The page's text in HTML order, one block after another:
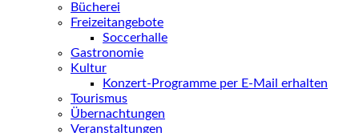
Bücherei
Freizeitangebote
Soccerhalle
Gastronomie
Kultur
Konzert-Programme per E-Mail erhalten
Tourismus
Übernachtungen
Veranstaltungen